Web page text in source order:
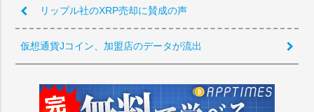
リップル社のXRP売却に賛成の声
仮想通貨Jコイン、加盟店のデータが流出